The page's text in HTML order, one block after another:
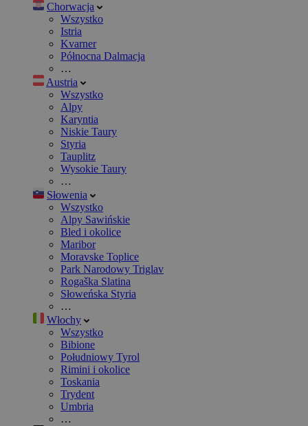
Chorwacja
Wszystko
Istria
Kvarner
Północna Dalmacja
…
Austria
Wszystko
Alpy
Karyntia
Niskie Taury
Styria
Tauplitz
Wysokie Taury
…
Słowenia
Wszystko
Alpy Sawińskie
Bled i okolice
Maribor
Moravske Toplice
Park Narodowy Triglav
Rogaška Slatina
Słoweńska Styria
…
Włochy
Wszystko
Bibione
Południowy Tyrol
Rimini i okolice
Toskania
Trydent
Umbria
…